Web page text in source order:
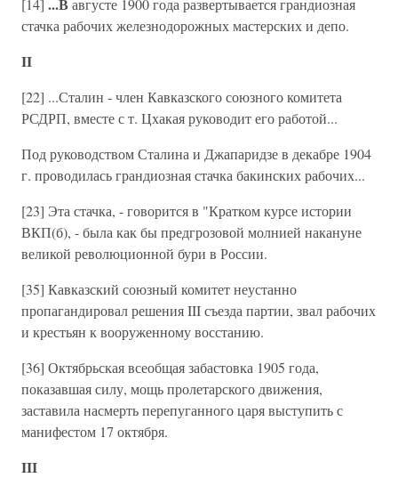
[14]
августе 1900 года развертывается грандиозная
стачка рабочих железнодорожных мастерских и депо.
II
[22] ...Сталин - член Кавказского союзного комитета
РСДРП, вместе с т. Цхакая руководит его работой...
Под руководством Сталина и Джапаридзе в декабре 1904
г. проводилась грандиозная стачка бакинских рабочих...
[23] Эта стачка, - говорится в "Кратком курсе истории
ВКП(б), - была как бы предгрозовой молнией накануне
великой революционной бури в России.
[35] Кавказский союзный комитет неустанно
пропагандировал решения III съезда партии, звал рабочих
и крестьян к вооруженному восстанию.
[36] Октябрьская всеобщая забастовка 1905 года,
показавшая силу, мощь пролетарского движения,
заставила насмерть перепуганного царя выступить с
манифестом 17 октября.
III